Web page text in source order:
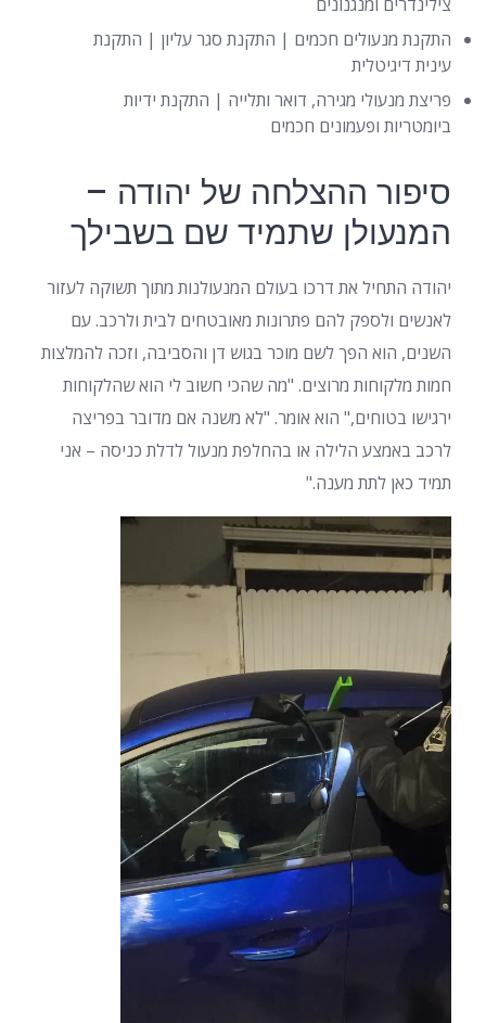
צילינדרים ומנגנונים
התקנת מנעולים חכמים | התקנת סגר עליון | התקנת
עינית דיגיטלית
פריצת מנעולי מגירה, דואר ותלייה | התקנת ידיות
ביומטריות ופעמונים חכמים
סיפור ההצלחה של יהודה –
המנעולן שתמיד שם בשבילך
יהודה התחיל את דרכו בעולם המנעולנות מתוך תשוקה לעזור
לאנשים ולספק להם פתרונות מאובטחים לבית ולרכב. עם
השנים, הוא הפך לשם מוכר בגוש דן והסביבה, וזכה להמלצות
חמות מלקוחות מרוצים. "מה שהכי חשוב לי הוא שהלקוחות
ירגישו בטוחים," הוא אומר. "לא משנה אם מדובר בפריצה
לרכב באמצע הלילה או בהחלפת מנעול לדלת כניסה – אני
תמיד כאן לתת מענה."